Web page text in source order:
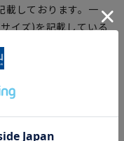
しております。一
イズ)を記載している
撮影時の室内外の光
が異なる場合がござ
有しております関係
欠品が発生し、ご注文